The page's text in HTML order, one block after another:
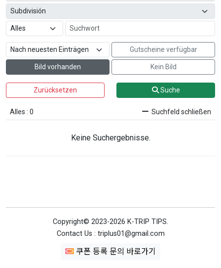
Gutscheine verfügbar
Bild vorhanden Kein Bild
Zurücksetzen Suche
Alles : 0 Suchfeld schließen
Keine Suchergebnisse.
Copyright© 2023-2026 K-TRIP TIPS.
Contact Us : triplus01@gmail.com
쿠폰 등록 문의 바로가기